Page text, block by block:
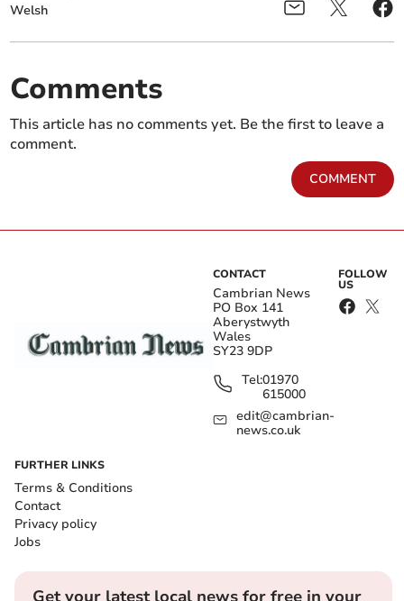
Welsh
Comments
This article has no comments yet. Be the first to leave a
comment.
COMMENT
CONTACT
Cambrian News
PO Box 141
Aberystwyth
Wales
SY23 9DP
Tel:01970
615000
edit@cambrian-
news.co.uk
FOLLOW
US
FURTHER LINKS
Terms & Conditions
Contact
Privacy policy
Jobs
Get your latest local news for free in your